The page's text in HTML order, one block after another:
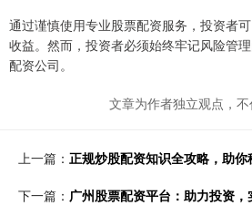
通过谨慎使用专业股票配资服务，投资者
收益。然而，投资者必须始终牢记风险管
配资公司。
文章为作者独立观点，
上一篇： 正规炒股配资知识全攻略，助你
下一篇： 广州股票配资平台：助力投资